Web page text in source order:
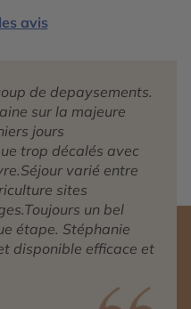
avis
de depaysements.
sur la majeure
jours
trop décalés avec
varié entre
sites
un bel
étape. Stéphanie
disponible efficace et